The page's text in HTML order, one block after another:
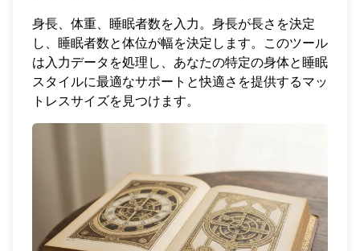
身長、体重、睡眠者数を入力。身長が長さを決定
し、睡眠者数と体位が幅を決定します。このツール
は入力データを処理し、あなたの特定の身体と睡眠
スタイルに最適なサポートと快適さを提供するマッ
トレスサイズを見つけます。